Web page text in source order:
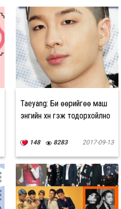
Taeyang: Би өөрийгөө маш
энгийн хүн гэж тодорхойлно
148 8283 2017-09-13